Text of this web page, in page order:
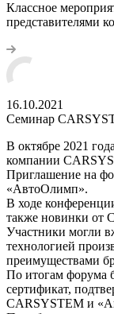
Классное
представителями
16.10.2021
Семинар
В октябре 2021
компании
Приглашение на
«АвтоОлимп».
В ходе
также новинки от
Участники могли
технологией
преимуществами
По итогам форума
сертификат,
CARSYSTEM и